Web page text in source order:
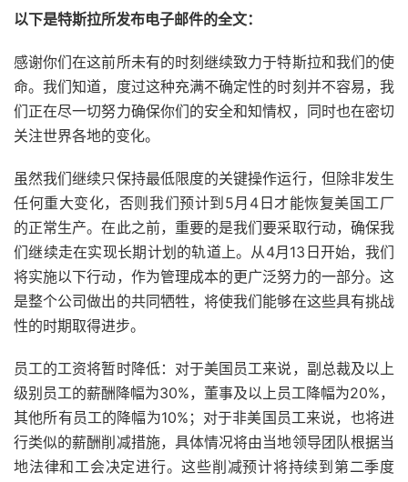
以下是特斯拉所发布电子邮件的全文：
感谢你们在这前所未有的时刻继续致力于特斯拉和我们的使
命。我们知道，度过这种充满不确定性的时刻并不容易，我
们正在尽一切努力确保你们的安全和知情权，同时也在密切
关注世界各地的变化。
虽然我们继续只保持最低限度的关键操作运行，但除非发生
任何重大变化，否则我们预计到5月4日才能恢复美国工厂
的正常生产。在此之前，重要的是我们要采取行动，确保我
们继续走在实现长期计划的轨道上。从4月13日开始，我们
将实施以下行动，作为管理成本的更广泛努力的一部分。这
是整个公司做出的共同牺牲，将使我们能够在这些具有挑战
性的时期取得进步。
员工的工资将暂时降低：对于美国员工来说，副总裁及以上
级别员工的薪酬降幅为30%，董事及以上员工降幅为20%，
其他所有员工的降幅为10%；对于非美国员工来说，也将进
行类似的薪酬削减措施，具体情况将由当地领导团队根据当
地法律和工会决定进行。这些削减预计将持续到第二季度